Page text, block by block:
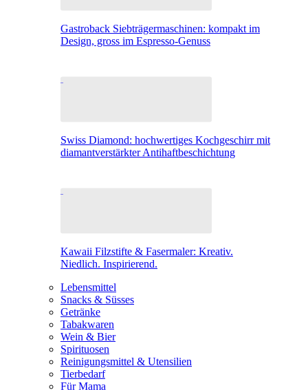
Gastroback Siebträgermaschinen: kompakt im
Design, gross im Espresso-Genuss
Swiss Diamond: hochwertiges Kochgeschirr mit
diamantverstärkter Antihaftbeschichtung
Kawaii Filzstifte & Fasermaler: Kreativ.
Niedlich. Inspirierend.
Lebensmittel
Snacks & Süsses
Getränke
Tabakwaren
Wein & Bier
Spirituosen
Reinigungsmittel & Utensilien
Tierbedarf
Für Mama